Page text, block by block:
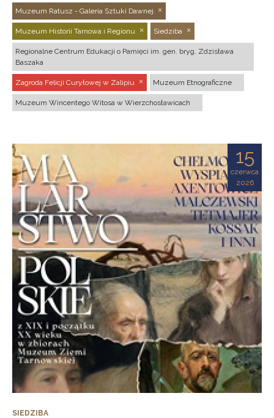
Muzeum Ratusz - Galeria Sztuki Dawnej
Muzeum Historii Tarnowa i Regionu Siedziba
Regionalne Centrum Edukacji o Pamięci im. gen. bryg. Zdzisława
Baszaka
Zagroda Felicji Curyłowej w Zalipiu Muzeum Etnograficzne
Muzeum Wincentego Witosa w Wierzchosławicach
15
czerwca
2026
SIEDZIBA